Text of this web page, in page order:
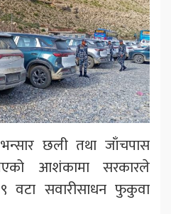
छली तथा जाँचपास
भएको आशंकामा सरकारले
वटा सवारीसाधन फुकुवा